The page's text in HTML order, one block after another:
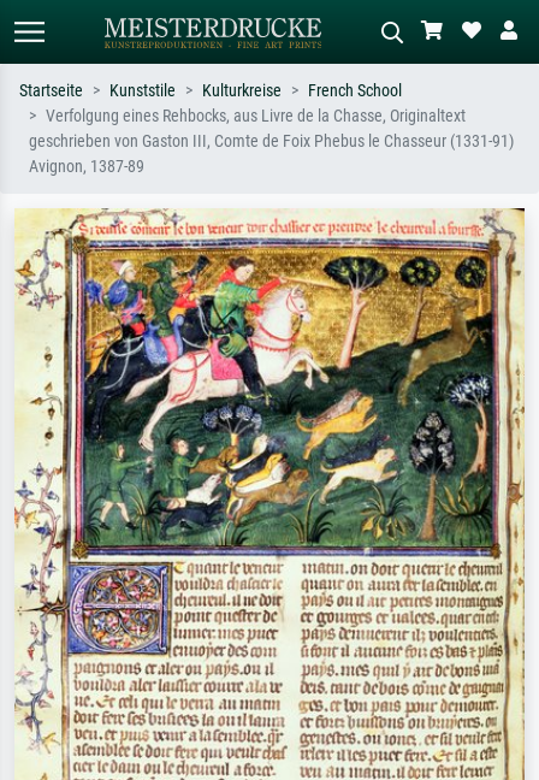
Standardsuche KI-Bildersuche
Suchen Sie nach Künstlern, Werktiteln
Sternennacht, Impressionismus, Welle
Hokusai, Akt.
Ölgemälde, Stehender Akt neben einem
Baum.
Startseite Kunststile Kulturkreise
French School
Verfolgung eines Rehbocks, aus Livre de la Chasse, Originaltext
geschrieben von Gaston III, Comte de Foix Phebus le Chasseur (1331-91)
Avignon, 1387-89